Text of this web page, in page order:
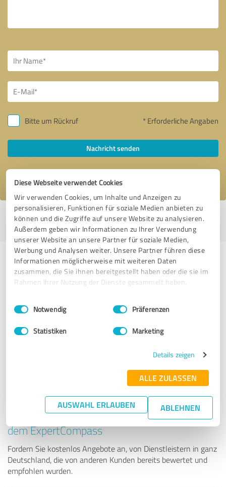
Diese Webseite verwendet Cookies
Wir verwenden Cookies, um Inhalte und Anzeigen zu
personalisieren, Funktionen für soziale Medien anbieten zu
können und die Zugriffe auf unsere Website zu analysieren.
Außerdem geben wir Informationen zu Ihrer Verwendung
unserer Website an unsere Partner für soziale Medien,
Werbung und Analysen weiter. Unsere Partner führen diese
Informationen möglicherweise mit weiteren Daten
zusammen, die Sie ihnen bereitgestellt haben oder die sie im
Rahmen Ihrer Nutzung der Dienste gesammelt haben.
Impressum Datenschutzbestimmungen
Einwilligungsauswahl
Notwendig Präferenzen
Statistiken Marketing
Details zeigen
ALLE ZULASSEN
AUSWAHL ERLAUBEN ABLEHNEN
Bitte um Rückruf * Erforderliche Angaben
Nachricht senden
Ich stimme den
Profil aktiv seit 15.05.2019 |Letzte Aktualisierung: 05.08.2026|Profil
melden
Erfahrungen zu weiteren
Anbietern aus dem Bereich
Nolden-Immobilien
Tipp: Die passenden Experten finden - mit
dem ExpertCompass
Fordern Sie kostenlos Angebote an, von Dienstleistern in ganz
Deutschland, die von anderen Kunden bereits bewertet und
empfohlen wurden.